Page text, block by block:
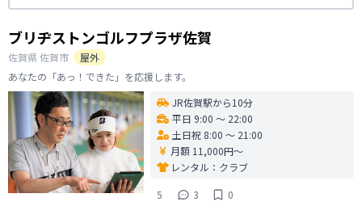
ブリヂストンゴルフプラザ佐賀
佐賀県佐賀市
屋外
あなたの「あっ！できた」を応援します。
JR佐賀駅から10分
平日 9:00 〜 22:00
土日祝 8:00 〜 21:00
月額 11,000円〜
レンタル： クラブ
5
3
0